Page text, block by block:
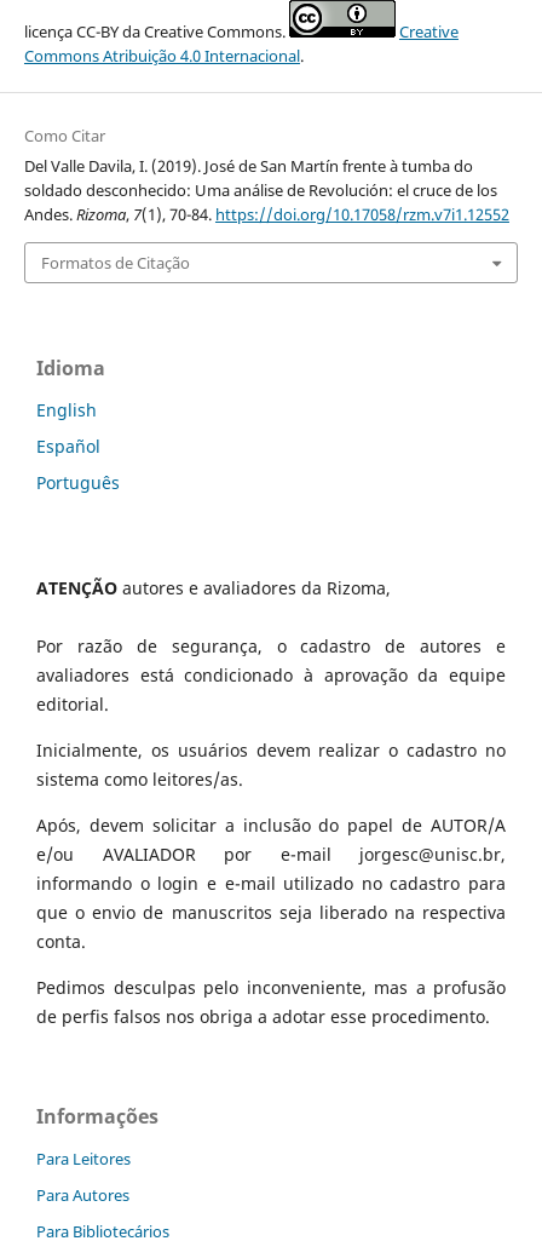
licença CC-BY da Creative Commons.
Creative
Commons Atribuição 4.0 Internacional.
Como Citar
Del Valle Davila, I. (2019). José de San Martín frente à tumba do
soldado desconhecido: Uma análise de Revolución: el cruce de los
Andes.Rizoma, 7(1), 70-84. https://doi.org/10.17058/rzm.v7i1.12552
Formatos de Citação
Idioma
English
Español
Português
ATENÇÃO autores e avaliadores da Rizoma,
Por razão de segurança, o cadastro de autores e
avaliadores está condicionado à aprovação da equipe
editorial.
Inicialmente, os usuários devem realizar o cadastro no
sistema como leitores/as.
Após, devem solicitar a inclusão do papel de AUTOR/A
e/ou AVALIADOR por e-mail jorgesc@unisc.br,
informando o login e e-mail utilizado no cadastro para
que o envio de manuscritos seja liberado na respectiva
conta.
Pedimos desculpas pelo inconveniente, mas a profusão
de perfis falsos nos obriga a adotar esse procedimento.
Informações
Para Leitores
Para Autores
Para Bibliotecários